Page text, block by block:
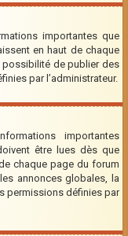
importantes que
en haut de chaque
possibilité de publier des
par l’administrateur.
importantes
être lues dès que
chaque page du forum
annonces globales, la
permissions définies par